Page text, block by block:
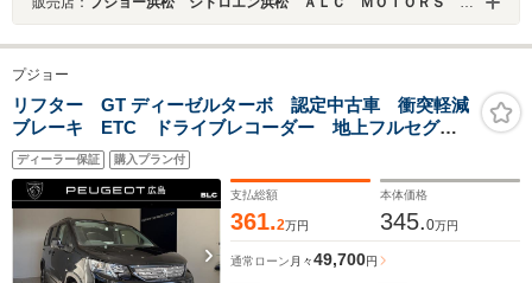
プジョー
リフター GT ディーゼルターボ 認定中古車 衝突軽減
ブレーキ ETC ドライブレコーダー 地上フルセグ
TV ブラインドスポットモニター 17インチアルミホイ
ール アダプティブクルーズコントロール
ディーラー保証 購入プラン付
支払総額
361.2万円
本体価格
345.0万円
通常ローン 月々49,700円